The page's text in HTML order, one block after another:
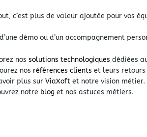
c’est plus de valeur ajoutée pour vos
démo ou d’un accompagnement
nos solutions technologiques dédiées
nos références clients et leurs retours
plus sur ViaXoft et notre vision métier.
notre blog et nos astuces métiers.